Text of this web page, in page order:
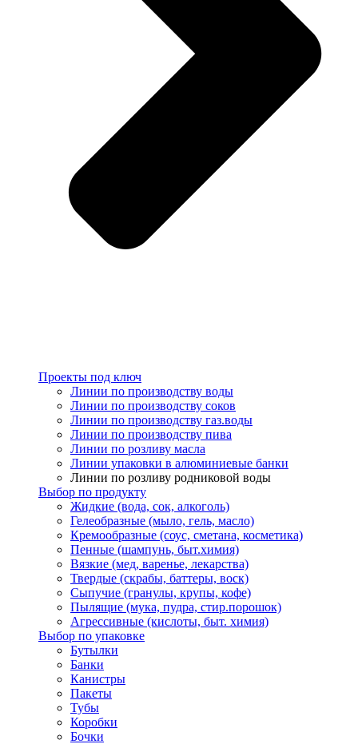
Проекты под ключ
Линии по производству воды
Линии по производству соков
Линии по производству газ.воды
Линии по производству пива
Линии по розливу масла
Линии упаковки в алюминиевые банки
Линии по розливу родниковой воды
Выбор по продукту
Жидкие (вода, сок, алкоголь)
Гелеобразные (мыло, гель, масло)
Кремообразные (соус, сметана, косметика)
Пенные (шампунь, быт.химия)
Вязкие (мед, варенье, лекарства)
Твердые (скрабы, баттеры, воск)
Сыпучие (гранулы, крупы, кофе)
Пылящие (мука, пудра, стир.порошок)
Агрессивные (кислоты, быт. химия)
Выбор по упаковке
Бутылки
Банки
Канистры
Пакеты
Тубы
Коробки
Бочки